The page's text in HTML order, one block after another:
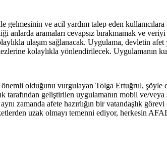
ve acil yardım talep eden
aramaları cevapsız bırakmamak ve
ulaşım sağlanacak. Uygulama, devletin
kolaylıkla yönlendirilecek. Uygulamanın
olduğunu vurgulayan Tolga Ertuğrul, şöyle
geliştirilen uygulamanın mobil ve/
zamanda afete hazırlığın bir vatandaşlık
uzak olmayı temenni ediyor, herkesin